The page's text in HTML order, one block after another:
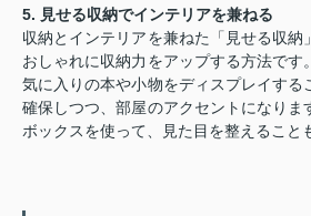
5. 見せる収納でインテリアを兼ねる
収納とインテリアを兼ねた「見せる収納
おしゃれに収納力をアップする方法です
気に入りの本や小物をディスプレイする
確保しつつ、部屋のアクセントになりま
ボックスを使って、見た目を整えること